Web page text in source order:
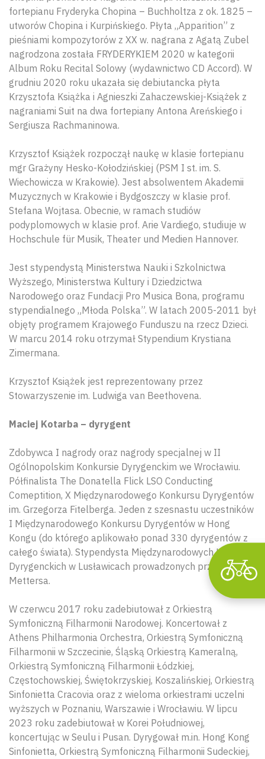
fortepianu Fryderyka Chopina – Buchholtza z ok. 1825 –
utworów Chopina i Kurpińskiego. Płyta „Apparition” z
pieśniami kompozytorów z XX w. nagrana z Agatą Zubel
nagrodzona została FRYDERYKIEM 2020 w kategorii
Album Roku Recital Solowy (wydawnictwo CD Accord). W
grudniu 2020 roku ukazała się debiutancka płyta
Krzysztofa Książka i Agnieszki Zahaczewskiej-Książek z
nagraniami Suit na dwa fortepiany Antona Areńskiego i
Sergiusza Rachmaninowa.
Krzysztof Książek rozpoczął naukę w klasie fortepianu
mgr Grażyny Hesko-Kołodzińskiej (PSM I st. im. S.
Wiechowicza w Krakowie). Jest absolwentem Akademii
Muzycznych w Krakowie i Bydgoszczy w klasie prof.
Stefana Wojtasa. Obecnie, w ramach studiów
podyplomowych w klasie prof. Arie Vardiego, studiuje w
Hochschule für Musik, Theater und Medien Hannover.
Jest stypendystą Ministerstwa Nauki i Szkolnictwa
Wyższego, Ministerstwa Kultury i Dziedzictwa
Narodowego oraz Fundacji Pro Musica Bona, programu
stypendialnego „Młoda Polska”. W latach 2005-2011 był
objęty programem Krajowego Funduszu na rzecz Dzieci.
W marcu 2014 roku otrzymał Stypendium Krystiana
Zimermana.
Krzysztof Książek jest reprezentowany przez
Stowarzyszenie im. Ludwiga van Beethovena.
Maciej Kotarba – dyrygent
Zdobywca I nagrody oraz nagrody specjalnej w II
Ogólnopolskim Konkursie Dyrygenckim we Wrocławiu.
Półfinalista The Donatella Flick LSO Conducting
Comeptition, X Międzynarodowego Konkursu Dyrygentów
im. Grzegorza Fitelberga. Jeden z szesnastu uczestników
I Międzynarodowego Konkursu Dyrygentów w Hong
Kongu (do którego aplikowało ponad 330 dyrygentów z
całego świata). Stypendysta Międzynarodowych Kursów
Dyrygenckich w Lusławicach prowadzonych przez Colina
Mettersa.
W czerwcu 2017 roku zadebiutował z Orkiestrą
Symfoniczną Filharmonii Narodowej. Koncertował z
Athens Philharmonia Orchestra, Orkiestrą Symfoniczną
Filharmonii w Szczecinie, Śląską Orkiestrą Kameralną,
Orkiestrą Symfoniczną Filharmonii Łódzkiej,
Częstochowskiej, Świętokrzyskiej, Koszalińskiej, Orkiestrą
Sinfonietta Cracovia oraz z wieloma orkiestrami uczelni
wyższych w Poznaniu, Warszawie i Wrocławiu. W lipcu
2023 roku zadebiutował w Korei Południowej,
koncertując w Seulu i Pusan. Dyrygował m.in. Hong Kong
Sinfonietta, Orkiestrą Symfoniczną Filharmonii Sudeckiej,